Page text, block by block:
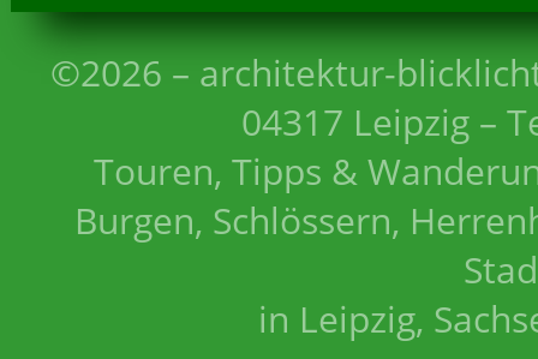
©2026 – architektur-
04317 Leipzig –
Touren, Tipps &
Burgen, Schlössern,
in Leipzig,